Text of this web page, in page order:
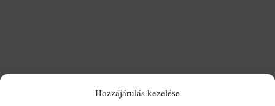
Hozzájárulás kezelése
különbség a pörkölt és a paprikás között? Bár első...